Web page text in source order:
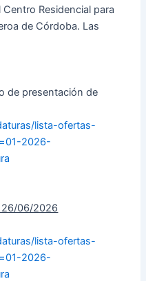
Residencial para
de Córdoba. Las
de presentación de
lista-ofertas-
2026-
26/06/2026
lista-ofertas-
2026-